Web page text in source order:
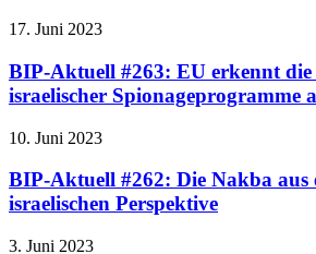
17. Juni 2023
BIP-Aktuell #263: EU erkennt
israelischer Spionageprogramme
10. Juni 2023
BIP-Aktuell #262: Die Nakba aus
israelischen Perspektive
3. Juni 2023